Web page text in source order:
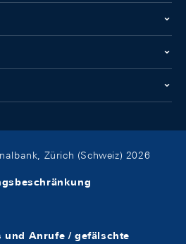
Zürich (Schweiz) 2026
und Anrufe / gefälschte